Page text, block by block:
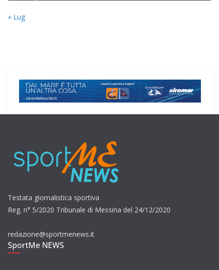
« Lug
Testata giornalistica sportiva
Reg. n° 5/2020 Tribunale di Messina del 24/12/2020
redazione@sportmenews.it
SportMe NEWS